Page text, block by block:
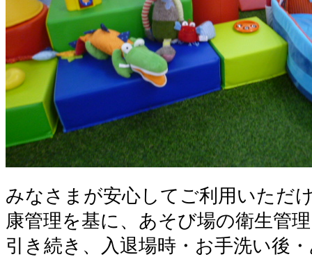
みなさまが安心してご利用いただ
康管理を基に、あそび場の衛生管
引き続き、入退場時・お手洗い後